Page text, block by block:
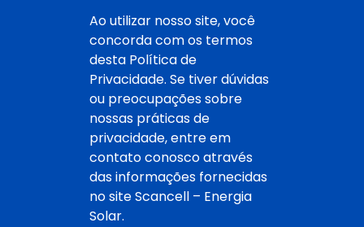
Ao utilizar nosso site, você
concorda com os termos
desta Política de
Privacidade. Se tiver dúvidas
ou preocupações sobre
nossas práticas de
privacidade, entre em
contato conosco através
das informações fornecidas
no site Scancell – Energia
Solar.